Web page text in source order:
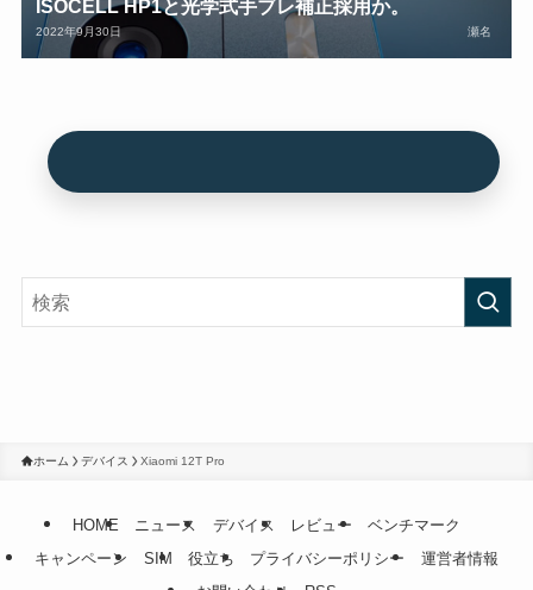
ISOCELL HP1と光学式手ブレ補正採用か。
2022年9月30日 瀬名
ホーム デバイス Xiaomi 12T Pro
HOME ニュース デバイス レビュー
ベンチマーク
キャンペーン
SIM 役立ち プライバシーポリシー
運営者情報